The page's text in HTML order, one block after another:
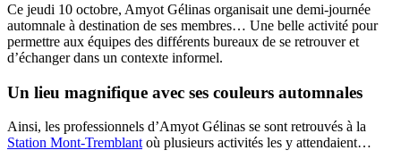
Ce jeudi 10 octobre, Amyot Gélinas organisait une demi-journée
automnale à destination de ses membres… Une belle activité pour
permettre aux équipes des différents bureaux de se retrouver et
d’échanger dans un contexte informel.
Un lieu magnifique avec ses couleurs automnales
Ainsi, les professionnels d’Amyot Gélinas se sont retrouvés à la
Station Mont-Tremblant où plusieurs activités les y attendaient…